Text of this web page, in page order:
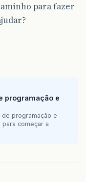
para fazer
programação e
de programação e
começar a